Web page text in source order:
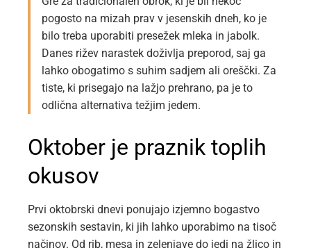
pogosto na mizah prav v jesenskih dneh, ko je
bilo treba uporabiti presežek mleka in jabolk.
Danes rižev narastek doživlja preporod, saj ga
lahko obogatimo s suhim sadjem ali oreščki. Za
tiste, ki prisegajo na lažjo prehrano, pa je to
odlična alternativa težjim jedem.
Oktober je praznik toplih
okusov
Prvi oktobrski dnevi ponujajo izjemno bogastvo
sezonskih sestavin, ki jih lahko uporabimo na tisoč
načinov. Od rib, mesa in zelenjave do jedi na žlico in